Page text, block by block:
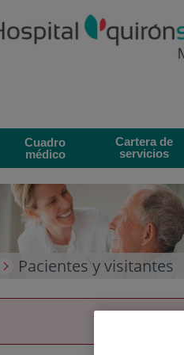
Cuadro
médico
Cartera de
servicios
Pacientes y visitantes